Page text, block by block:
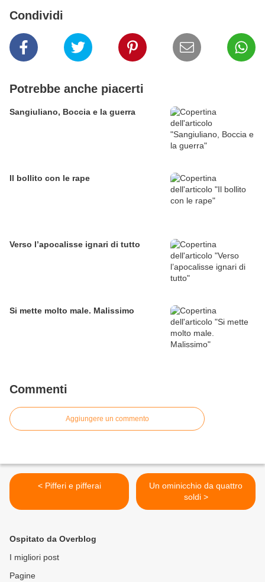
Condividi
Potrebbe anche piacerti
Sangiuliano, Boccia e la guerra
Il bollito con le rape
Verso l’apocalisse ignari di tutto
Si mette molto male. Malissimo
Commenti
Aggiungere un commento
< Pifferi e pifferai
Un ominicchio da quattro
soldi >
Ospitato da Overblog
I migliori post
Pagine